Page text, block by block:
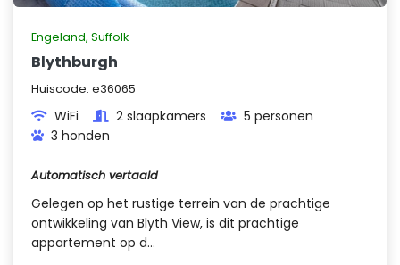
Engeland, Suffolk
Blythburgh
Huiscode: e36065
WiFi 2 slaapkamers
5 personen
3 honden
Automatisch vertaald
Gelegen op het rustige terrein van de prachtige
ontwikkeling van Blyth View, is dit prachtige
appartement op d...